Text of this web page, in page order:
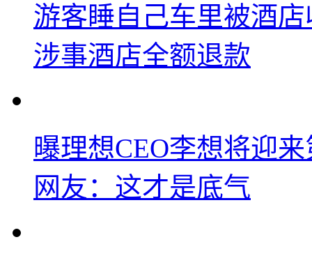
游客睡自己车里被酒
涉事酒店全额退款
曝理想CEO李想将迎
网友：这才是底气